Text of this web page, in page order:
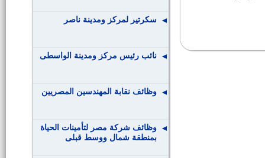
سكرتير لمركز ومدينة ناصر
نائب رئيس مركز ومدينة الواسطى
وظائف نقابة المهندسين المصريين
وظائف شركة مصر لتأمينات الحياة
بمنطقة شمال ووسط قبلى